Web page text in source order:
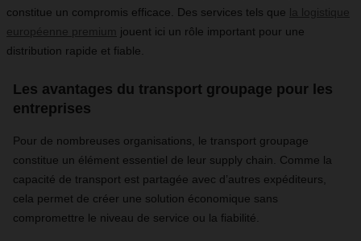
constitue un compromis efficace. Des services tels que la logistique
européenne premium jouent ici un rôle important pour une
distribution rapide et fiable.
Les avantages du transport groupage pour les
entreprises
Pour de nombreuses organisations, le transport groupage
constitue un élément essentiel de leur supply chain. Comme la
capacité de transport est partagée avec d’autres expéditeurs,
cela permet de créer une solution économique sans
compromettre le niveau de service ou la fiabilité.